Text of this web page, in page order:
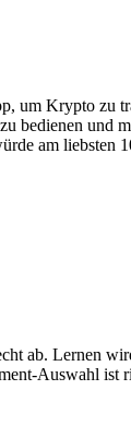
um Krypto zu
bedienen und
am liebsten
ab. Lernen
Auswahl ist